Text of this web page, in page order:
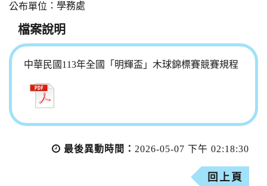
公布單位 ：學務處
檔案說明
中華民國113年全國「明輝盃」木球錦標賽競賽規程
最後異動時間： 2026-05-07 下午 02:18:30
回上頁